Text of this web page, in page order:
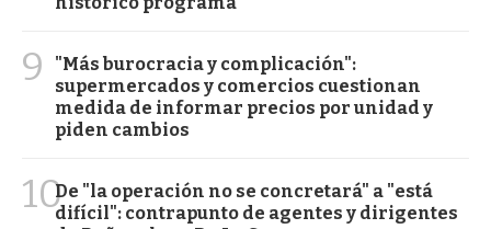
9
"Más burocracia y complicación":
supermercados y comercios cuestionan
medida de informar precios por unidad y
piden cambios
10De "la operación no se concretará" a "está
difícil": contrapunto de agentes y dirigentes